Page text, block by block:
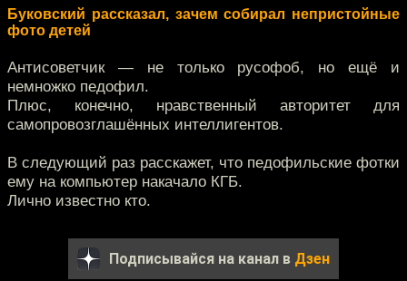
Буковский рассказал, зачем собирал непристойные
фото детей
Антисоветчик — не только русофоб, но ещё и
немножко педофил.
Плюс, конечно, нравственный авторитет для
самопровозглашённых интеллигентов.
В следующий раз расскажет, что педофильские фотки
ему на компьютер накачало КГБ.
Лично известно кто.
Подписывайся на канал в Дзен